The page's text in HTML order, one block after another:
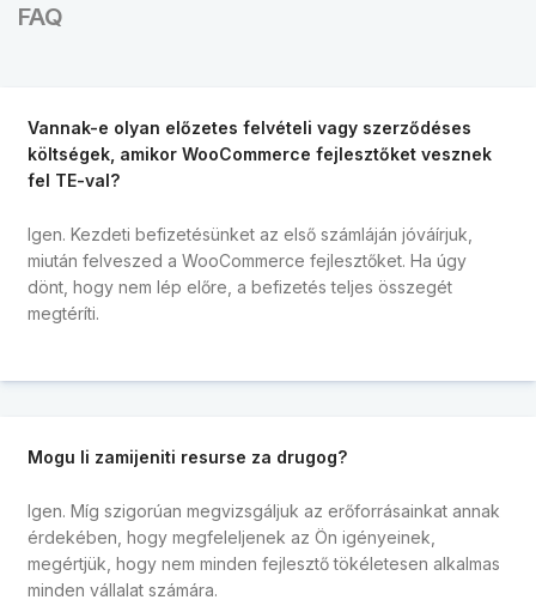
FAQ
Vannak-e olyan előzetes felvételi vagy szerződéses
költségek, amikor WooCommerce fejlesztőket vesznek
fel TE-val?
Igen. Kezdeti befizetésünket az első számláján jóváírjuk,
miután felveszed a WooCommerce fejlesztőket. Ha úgy
dönt, hogy nem lép előre, a befizetés teljes összegét
megtéríti.
Mogu li zamijeniti resurse za drugog?
Igen. Míg szigorúan megvizsgáljuk az erőforrásainkat annak
érdekében, hogy megfeleljenek az Ön igényeinek,
megértjük, hogy nem minden fejlesztő tökéletesen alkalmas
minden vállalat számára.